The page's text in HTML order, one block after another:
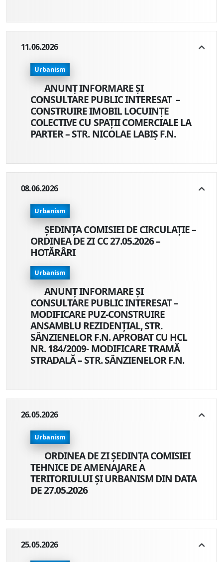
11.06.2026
Urbanism
ANUNŢ INFORMARE ŞI
CONSULTARE PUBLIC INTERESAT –
CONSTRUIRE IMOBIL LOCUINȚE
COLECTIVE CU SPAȚII COMERCIALE LA
PARTER – STR. NICOLAE LABIȘ F.N.
08.06.2026
Urbanism
ȘEDINȚA COMISIEI DE CIRCULAȚIE –
ORDINEA DE ZI CC 27.05.2026 –
HOTĂRÂRI
Urbanism
ANUNŢ INFORMARE ŞI
CONSULTARE PUBLIC INTERESAT –
MODIFICARE PUZ-CONSTRUIRE
ANSAMBLU REZIDENȚIAL, STR.
SÂNZIENELOR F.N. APROBAT CU HCL
NR. 184/2009- MODIFICARE TRAMĂ
STRADALĂ – STR. SÂNZIENELOR F.N.
26.05.2026
Urbanism
ORDINEA DE ZI ȘEDINȚA COMISIEI
TEHNICE DE AMENAJARE A
TERITORIULUI ȘI URBANISM DIN DATA
DE 27.05.2026
25.05.2026